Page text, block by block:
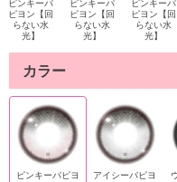
ピンキーパ
ピヨン【回
らない水
光】
ピンキーパ
ピヨン【回
らない水
光】
ピンキーパ
ピヨン【回
らない水
光】
カラー
ピンキーパピヨ
アイシーパピヨ